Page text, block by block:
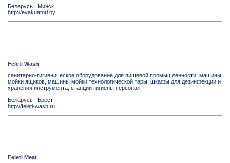
Беларусь | Минск
http://evakuatori.by
Feleti Wash
санитарно-гигиеническое оборудование для пищевой промышленности: машины
мойки ящиков, машины мойки технологической тары, шкафы для дезинфекции и
хранения инструмента, станции гигиены персонал
Беларусь | Брест
http://feleti-wash.ru
Feleti Meat